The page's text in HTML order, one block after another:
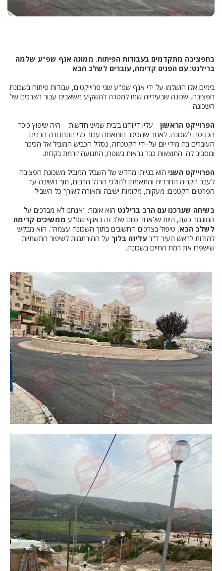
בחפציבה מתקדמים בעבודות הפיתוח. ממונה אגף שפ"ע שלמה
ברילנט: עם הפנים קדימה, עוברים לשלב הבא
בימים אלו הושלמו על ידי אגף שפ"ע שני פרוייקטים, עבודות פיתוח בשכונת
חפציבה, שכונה שבעירייה שמו למטרה להשקיע משאבים עבור הצרכים של
השכונה.
הפרוייקט הראשון - עליו דיווחנו ב'בית שמש חדשות' - היה שיפוץ כיכר
הכניסה לשכונה. לאחר שהכיכר הותאמה עבור כלי התחבורה הרבים
העוברים בה מידי יום על-ידי הקטנתה, נסלל הכביש המוביל אל הכיכר
ומסביב לה. התוצאות כבר נראות בשטח, התנועה זורמת בקלות.
הפרוייקט השני הוא בנייתו מחדש של השביל המוביל משכונת חפציבה
לעבר הקריה החרדית והתאמתו להולכי הרגל הרבים, תוך חשיבה עד
הפרטים הקטנים: מעקות, מקומות ישיבה ותאורה לאורך כל השביל.
בשיחה שערכנו עם הרב ברילנט הוא אומר: "אנחנו לא מברכים על
המוגמר כעת, היות שלאחר סיום שלב זה באגף שפ"ע ממשיכים קדימה
לשלב הבא, טיפול בצרכים החשובים בתוך השכונה עצמה". הוא מבקש
להודות לראש העיר ד"רעליזה בלוך על ההירתמות לשיפור התשתיות
שישפרו את רמת החיים בשכונה.